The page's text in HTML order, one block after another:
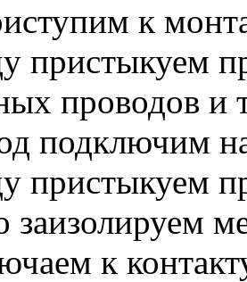
к
пристыкуем
проводов и
подключим
пристыкуем
заизолируем
к